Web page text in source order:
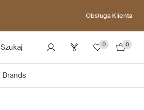
Obsługa Klienta
Szukaj 0 0
Brands